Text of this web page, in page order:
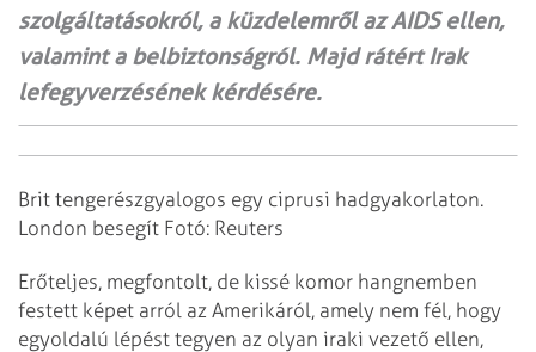
szolgáltatásokról, a küzdelemről az AIDS ellen,
valamint a belbiztonságról. Majd rátért Irak
lefegyverzésének kérdésére.
Brit tengerészgyalogos egy ciprusi hadgyakorlaton.
London besegít Fotó: Reuters
Erőteljes, megfontolt, de kissé komor hangnemben
festett képet arról az Amerikáról, amely nem fél, hogy
egyoldalú lépést tegyen az olyan iraki vezető ellen,